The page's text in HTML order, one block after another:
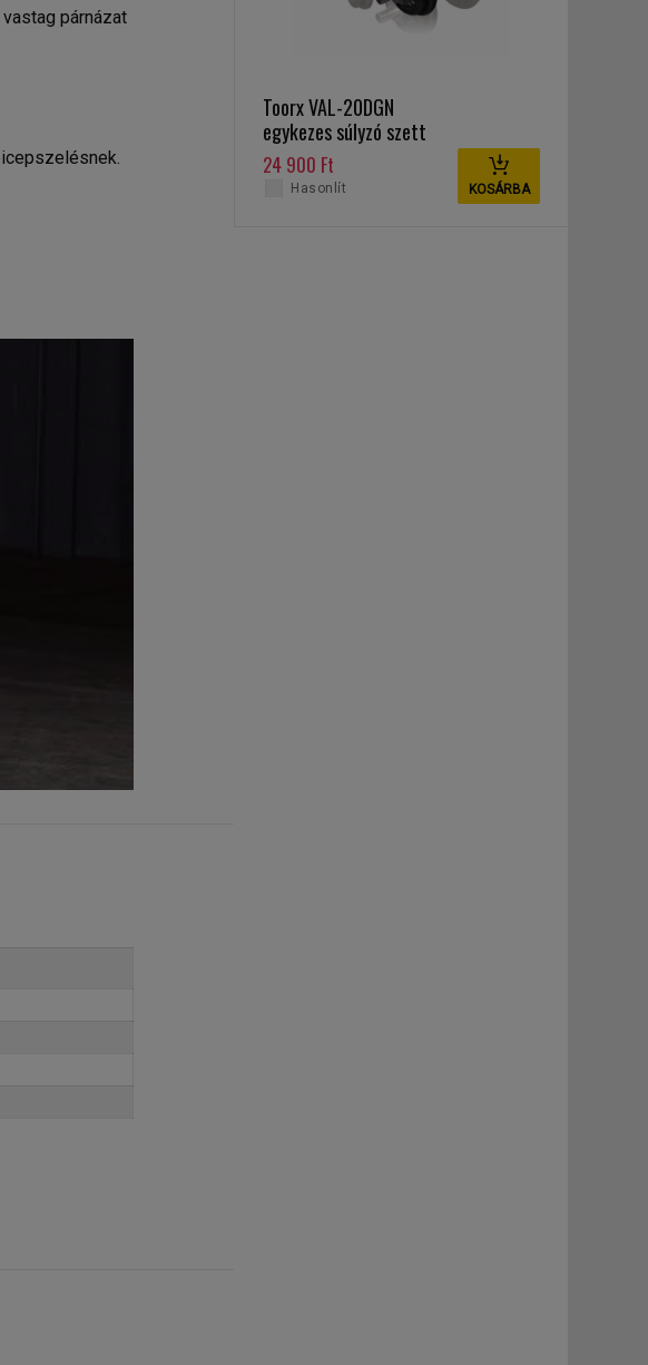
párnázat
Toorx VAL-20DGN
egykezes súlyzó szett
20 kg
24 900 Ft
KOSÁRBA
Hasonlít